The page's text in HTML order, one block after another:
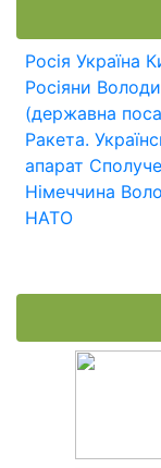
Росія Україна
Росіяни
(державна
Ракета.
апарат
Німеччина
НАТО